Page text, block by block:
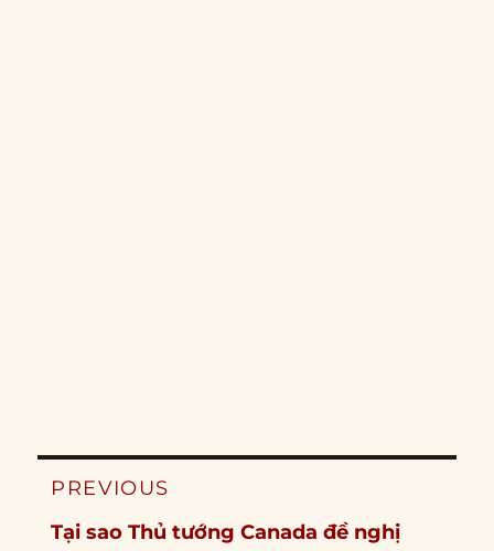
Post
PREVIOUS
Previous
Tại sao Thủ tướng Canada đề nghị